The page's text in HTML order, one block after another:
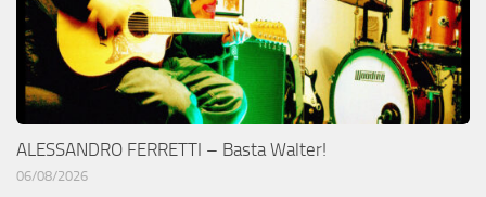
ALESSANDRO FERRETTI – Basta Walter!
06/08/2026